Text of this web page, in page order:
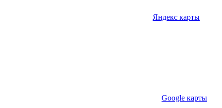
Яндекс карты
Google карты